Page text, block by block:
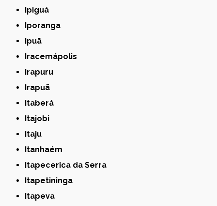
Ipiguá
Iporanga
Ipuã
Iracemápolis
Irapuru
Irapuã
Itaberá
Itajobi
Itaju
Itanhaém
Itapecerica da Serra
Itapetininga
Itapeva